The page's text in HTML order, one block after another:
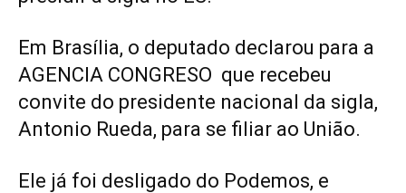
Em Brasília, o deputado declarou para a
AGENCIA CONGRESO que recebeu
convite do presidente nacional da sigla,
Antonio Rueda, para se filiar ao União.
Ele já foi desligado do Podemos, e